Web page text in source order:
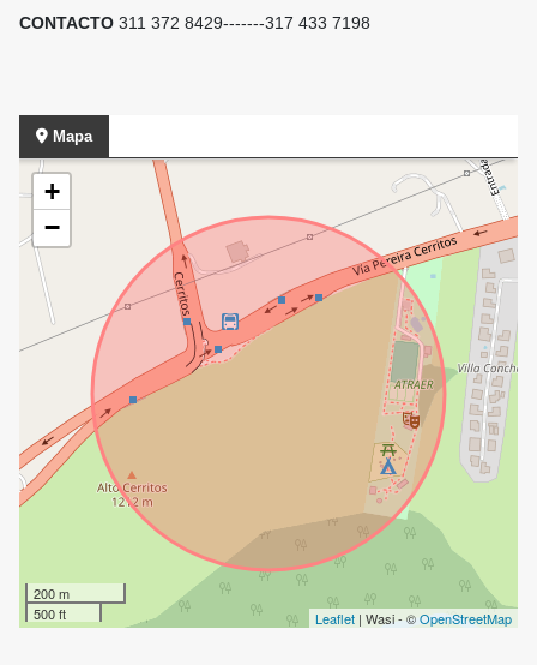
CONTACTO 311 372 8429-------317 433 7198
Mapa
+
−
200 m
500 ft
Leaflet | Wasi - ©OpenStreetMap